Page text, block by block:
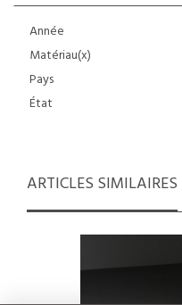
Année
Matériau(x)
Pays
État
ARTICLES SIMILAIRES